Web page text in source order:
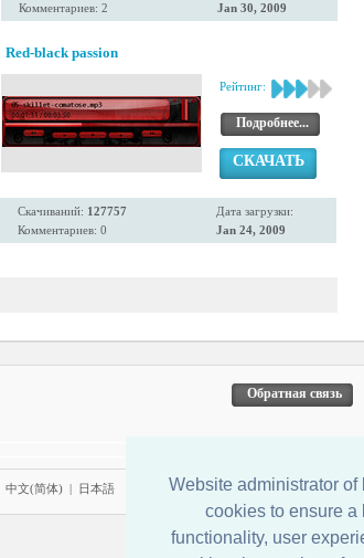
Website administrator of
cookies to ensure a
functionality, user
Комментариев: 2
Jan 30, 2009
Red-black passion
Рейтинг:
Подробнее...
СКАЧАТЬ
Скачиваний: 127757
Комментариев: 0
Дата загрузки:
Jan 24, 2009
Обратная связь
中文(简体) | 日本語